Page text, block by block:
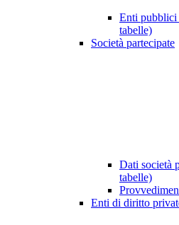
Enti pubblici
tabelle)
Società partecipate
Dati società
tabelle)
Enti di diritto